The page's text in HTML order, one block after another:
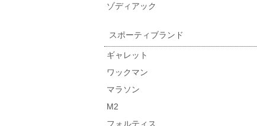
ゾディアック
スポーティブランド
ギャレット
ワックマン
マラソン
M2
フォルティス